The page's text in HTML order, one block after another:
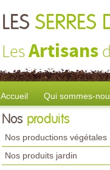
LES SERRES
LesArtisans
Accueil Qui sommes-
Nos produits
Nos productions végétales
Nos produits jardin